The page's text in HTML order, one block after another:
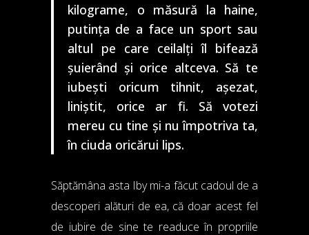
kilograme, o măsură la haine,
putința de a face un sport sau
altul pe care ceilalți îl bifează
șuierând și orice altceva. Să te
iubești oricum tihnit, așezat,
liniștit, orice ar fi. Să votezi
mereu cu tine și nu împotriva ta,
în ciuda oricărui lips.
Săptămâna asta Iby mi-a făcut cadoul de a
descoperi alături de ea, că doar acest fel
de iubire de sine te readuce în propriile